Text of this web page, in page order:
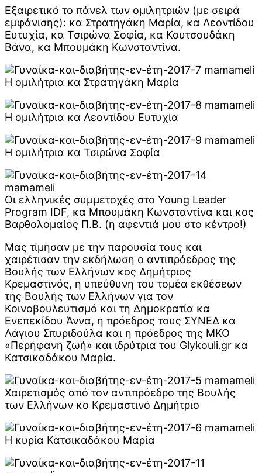
Εξαιρετικό το πάνελ των ομιλητριών (με σειρά
εμφάνισης): κα Στρατηγάκη Μαρία, κα Λεοντίδου
Ευτυχία, κα Τσιρώνα Σοφία, κα Κουτσουδάκη
Βάνα, κα Μπουμάκη Κωνσταντίνα.
Η ομιλήτρια κα Στρατηγάκη Μαρία
Η ομιλήτρια κα Λεοντίδου Ευτυχία
Η ομιλήτρια κα Τσιρώνα Σοφία
Οι ελληνικές συμμετοχές στο Young Leader
Program IDF, κα Μπουμάκη Κωνσταντίνα και κος
Βαρθολομαίος Π.Β. (η αφεντιά μου στο κέντρο!)
Μας τίμησαν με την παρουσία τους και
χαιρέτισαν την εκδήλωση ο αντιπρόεδρος της
Βουλής των Ελλήνων κος Δημήτριος
Κρεμαστινός, η υπεύθυνη του τομέα εκθέσεων
της Βουλής των Ελλήνων για τον
Κοινοβουλευτισμό και τη Δημοκρατία κα
Ενεπεκίδου Άννα, η πρόεδρος τους ΣΥΝΕΔ κα
Λάγιου Σπυριδούλα και η πρόεδρος της ΜΚΟ
«Περήφανη ζωή» και ιδρύτρια του Glykouli.gr κα
Κατσικαδάκου Μαρία.
Χαιρετισμός από τον αντιπρόεδρο της Βουλής
των Ελλήνων κο Κρεμαστινό Δημήτριο
Η κυρία Κατσικαδάκου Μαρία